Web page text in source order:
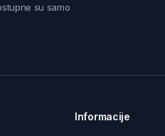
su samo
Informacije